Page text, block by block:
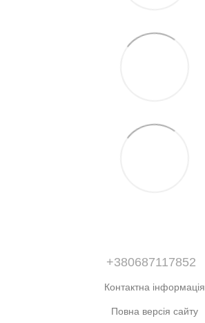
+380687117852
Контактна інформація
Повна версія сайту